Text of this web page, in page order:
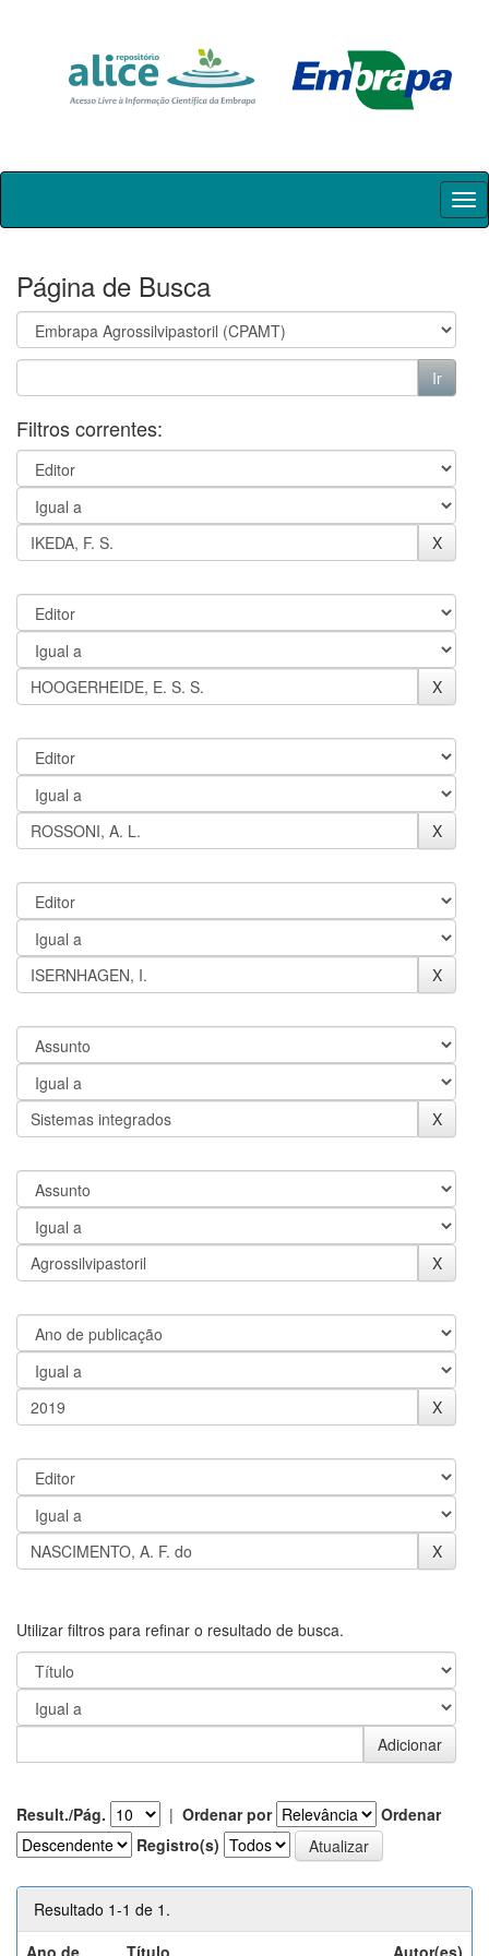
Skip
Página de Busca
Filtros correntes:
Utilizar filtros para refinar o resultado de busca.
Result./Pág. | Ordenar por
Ordenar
Registro(s)
Resultado 1-1 de 1.
Ano de
Título Autor(es)